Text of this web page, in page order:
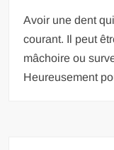
Avoir une dent
courant. Il peut
mâchoire ou
Heureusement